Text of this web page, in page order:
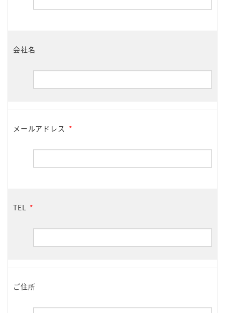
会社名
メールアドレス *
TEL *
ご住所